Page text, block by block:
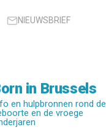
NIEUWSBRIEF
in Brussels
en hulpbronnen rond de
en de vroege